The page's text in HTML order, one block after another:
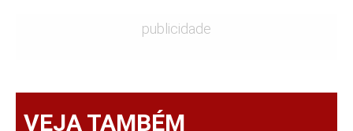
publicidade
VEJA TAMBÉM